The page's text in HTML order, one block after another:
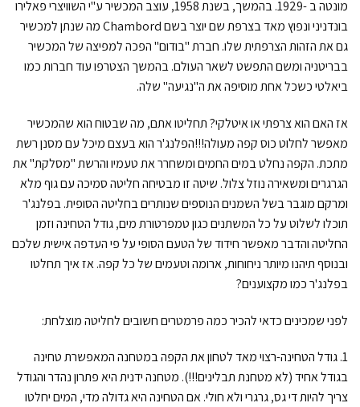
מונטה ב -1929. בהמשך, בשנת 1958, עוצב המכשיר ע"י השוויצרי פאלירו
בונדניני ונפוץ מאד בצרפת שם יוצר בשם Chambord מה שנתן למכשיר
גם את הזהות הצרפתית שלו. חברת "בודום" הפכה למפיצה של המכשיר
בבריטניה ומשם התפשט לשאר העולם. בהמשך הצטרפו עוד חברות כמו
ביאלטי כשכל אחת מוסיפה את ה"נגיעה" שלה.
אז האם הוא צרפתי או איטלקי? תחליטו אתם, מה שבטוח הוא שהמכשיר
מאפשר לחלוט כוס קפה מעולה!!!הפלנג'ר הוא בעצם מיכל עם מסנן רשת
מתכת. הקפה נחלט במים החמים ומשחרר את טעמיו והרשת "מסלקת" את
הגרגרים ומשאירה נוזל צלול. שיטה זו מבטיחה חליטה סמיכה עם גוף מלא
ומרקם מוגבר בשל השמנים הנוספים שנותרים בחליטה הסופית. בפלנג'ר
תוכלו לשלוט על כל המשתנים כגון טמפרטורת מים, גודל הטחינה וזמן
החליטה והדבר מאפשר חידוד של הטעם הסופי על פי העדפה אישית שלכם
ובנוסף תיהנו מיותר ניחוחות, ארומה וטעמים של כל קפה. אז איך תחלטו
בפלנג'ר כמו מקצוענים?
לפני שמכינים כדאי להכיר כמה פרמטרים חשובים לחליטה מוצלחת:
1. גודל הטחינה-רצוי מאד לטחון את הקפה במטחנה המאפשרת טחינה
בגודל אחיד (לא מטחנת תבלינים!!!). מטחנה ידנית היא פתרון נהדר והגודל
צריך להיות די גס, גרגרי ולא חולי. אם הטחינה היא גדולה מדי, המים יחלטו